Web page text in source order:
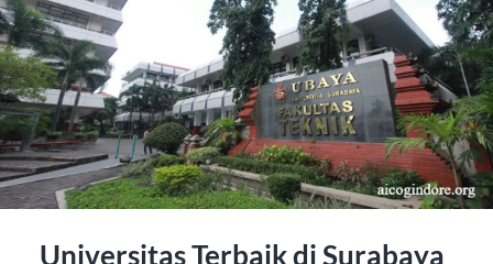
Universitas Terbaik di Surabaya